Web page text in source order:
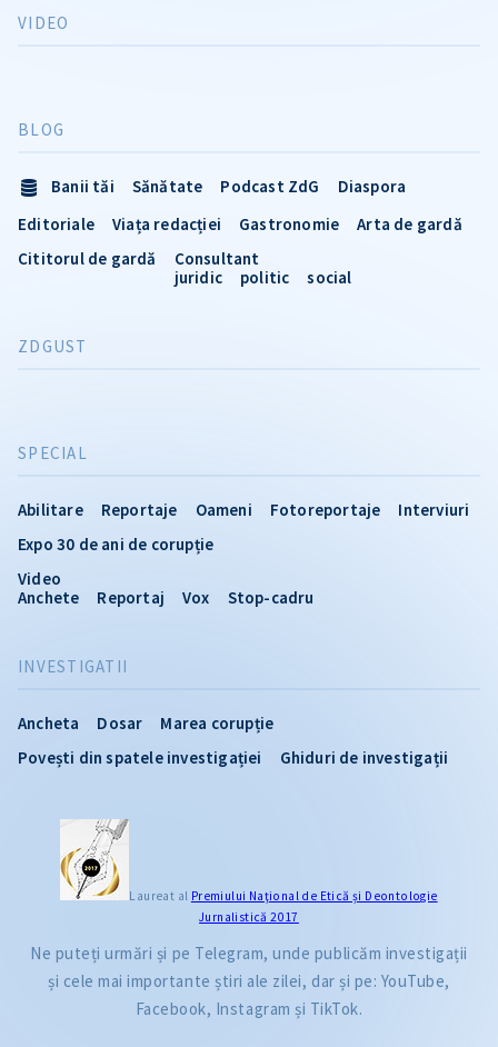
INVESTIGATII
Ancheta Dosar
Marea corupție
Povești din spatele investigației
Ghiduri de investigații
VIDEO
SPECIAL
Abilitare Reportaje Oameni Fotoreportaje
Interviuri
Expo 30 de ani de corupție
Video
Anchete
Reportaj Vox Stop-cadru
BLOG
Banii tăi Sănătate Podcast ZdG
Diaspora
Editoriale
Viața redacției Gastronomie
Arta de gardă
Cititorul de gardă
Consultant
juridic
politic social
ZDGUST
Laureat al Premiului Naţional de Etică și Deontologie
Jurnalistică 2017
Ne puteți urmări și pe Telegram, unde publicăm investigații
și cele mai importante știri ale zilei, dar și pe: YouTube,
Facebook, Instagram și TikTok.